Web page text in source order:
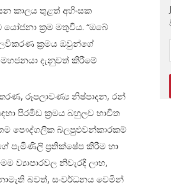
කාලය තුළත් අහිංසක
ක්‍රම මතුවිය. “ඔබේ
ක්‍රමය ඔවුන්ගේ
දැනුවත් කිරීමේ
රූපලාවණ්‍ය නිෂ්පාදන, රන්
පිරමීඩ ක්‍රමය බහුලව භාවිත
පෞද්ගලික බලපුළුවන්කාරකම්
පැමිණිලි ප්‍රතික්ෂේප කිරීම හා
නිවැරදි ලාභ,
බවත්, සංවර්ධනය වෙමින්